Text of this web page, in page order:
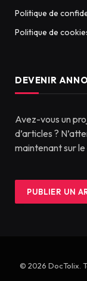
Politique de
Politique de
DEVENIR
Avez-vous un
d’articles ?
maintenant sur
PUBLIER UN
© 2026 DocTolix.